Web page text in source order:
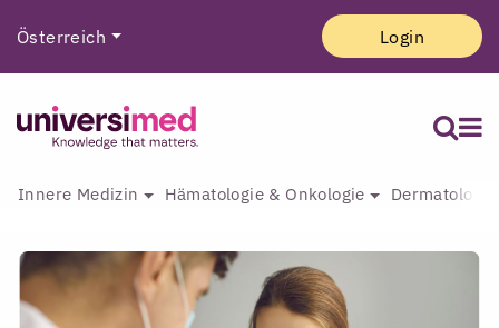
Österreich Login
Innere Medizin Hämatologie & Onkologie